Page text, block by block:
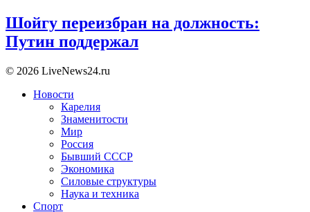
Шойгу переизбран на должность:
Путин поддержал
© 2026 LiveNews24.ru
Новости
Карелия
Знаменитости
Мир
Россия
Бывший СССР
Экономика
Силовые структуры
Наука и техника
Спорт